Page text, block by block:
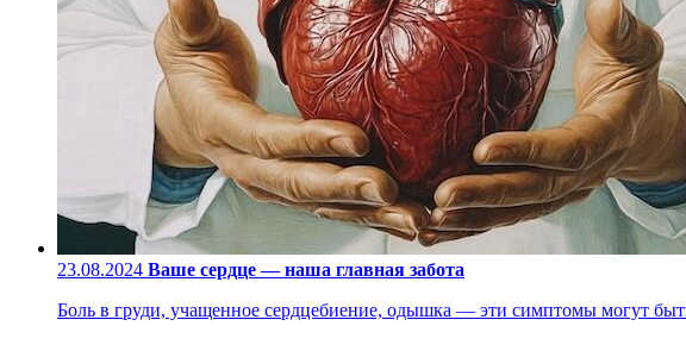
23.08.2024 Ваше сердце — наша главная забота
Боль в груди, учащенное сердцебиение, одышка — эти симптомы могут